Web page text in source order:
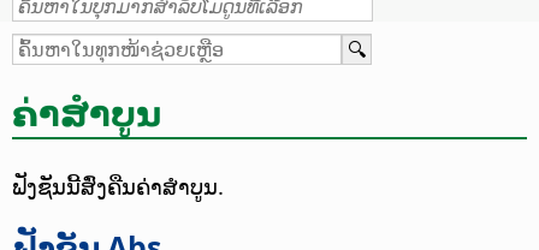
ຄ່າສຳບູນ
ຟັງຊັນນີ້ສົ່ງຄືນຄ່າສຳບູນ.